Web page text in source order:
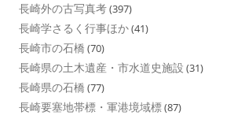
長崎外の古写真考(397)
長崎学さるく行事ほか(41)
長崎市の石橋 (70)
長崎県の土木遺産・市水道史施設 (31)
長崎県の石橋 (77)
長崎要塞地帯標・軍港境域標(87)